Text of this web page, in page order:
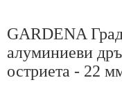
GARDENA
алуминиеви
остриета - 22